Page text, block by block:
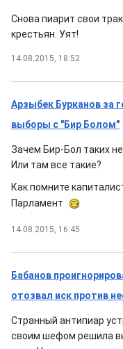
Снова пиарит свои
крестьян. Уят!
14.08.2015, 18:52
Арзыбек Бурканов за
выборы с "Бир Болом"
Зачем Бир-Бол таких
Или там все такие?
Как помните
Парламент
14.08.2015, 16:45
Бабанов
отозвал иск против
Странный антипиар
своим шефом решила